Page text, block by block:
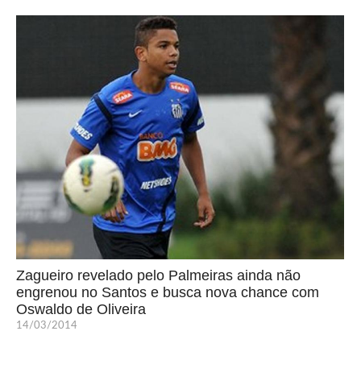
Zagueiro revelado pelo Palmeiras ainda não
engrenou no Santos e busca nova chance com
Oswaldo de Oliveira
14/03/2014